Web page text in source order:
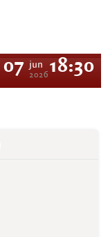
07 jun
202618:30